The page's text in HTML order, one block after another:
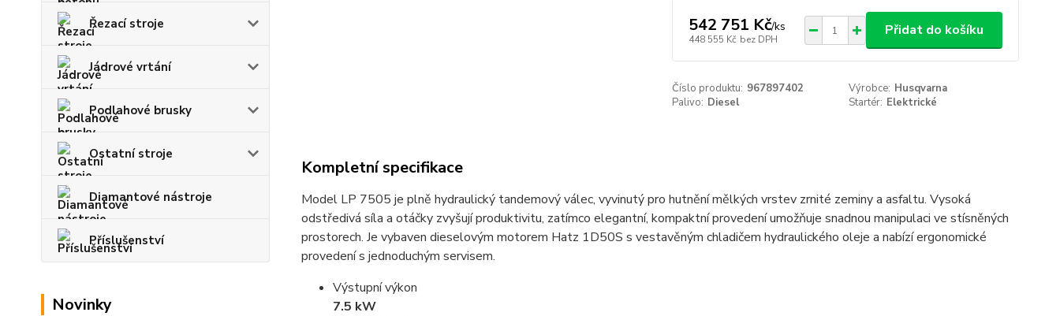
Řezací stroje
Jádrové vrtání
Podlahové brusky
Ostatní stroje
Diamantové nástroje
Příslušenství
Novinky
542 751 Kč/ks
448 555 Kč bez DPH
Přidat do košíku
Číslo produktu: 967897402 Výrobce: Husqvarna
Palivo: Diesel Startér: Elektrické
Kompletní specifikace
Model LP 7505 je plně hydraulický tandemový válec, vyvinutý pro hutnění mělkých vrstev zrnité zeminy a asfaltu. Vysoká
odstředivá síla a otáčky zvyšují produktivitu, zatímco elegantní, kompaktní provedení umožňuje snadnou manipulaci ve stísněných
prostorech. Je vybaven dieselovým motorem Hatz 1D50S s vestavěným chladičem hydraulického oleje a nabízí ergonomické
provedení s jednoduchým servisem.
Výstupní výkon
7.5 kW